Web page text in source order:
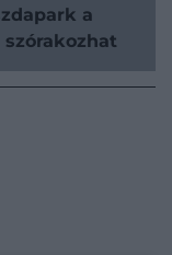
a
szórakozhat